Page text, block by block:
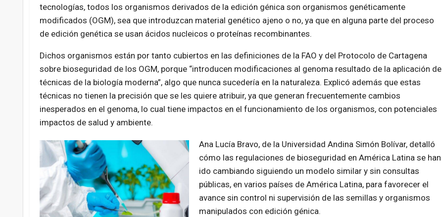
tecnologías, todos los organismos derivados de la edición génica son organismos genéticamente
modificados (OGM), sea que introduzcan material genético ajeno o no, ya que en alguna parte del proceso
de edición genética se usan ácidos nucleicos o proteínas recombinantes.
Dichos organismos están por tanto cubiertos en las definiciones de la FAO y del Protocolo de Cartagena
sobre bioseguridad de los OGM, porque “introducen modificaciones al genoma resultado de la aplicación de
técnicas de la biología moderna”, algo que nunca sucedería en la naturaleza. Explicó además que estas
técnicas no tienen la precisión que se les quiere atribuir, ya que generan frecuentemente cambios
inesperados en el genoma, lo cual tiene impactos en el funcionamiento de los organismos, con potenciales
impactos de salud y ambiente.
Ana Lucía Bravo, de la Universidad Andina Simón Bolívar, detalló
cómo las regulaciones de bioseguridad en América Latina se han
ido cambiando siguiendo un modelo similar y sin consultas
públicas, en varios países de América Latina, para favorecer el
avance sin control ni supervisión de las semillas y organismos
manipulados con edición génica.